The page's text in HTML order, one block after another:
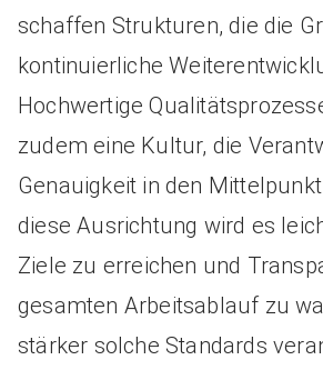
schaffen Strukturen, die die
kontinuierliche
Hochwertige
zudem eine Kultur, die
Genauigkeit in den
diese Ausrichtung wird es
Ziele zu erreichen und
gesamten Arbeitsablauf zu
stärker solche Standards